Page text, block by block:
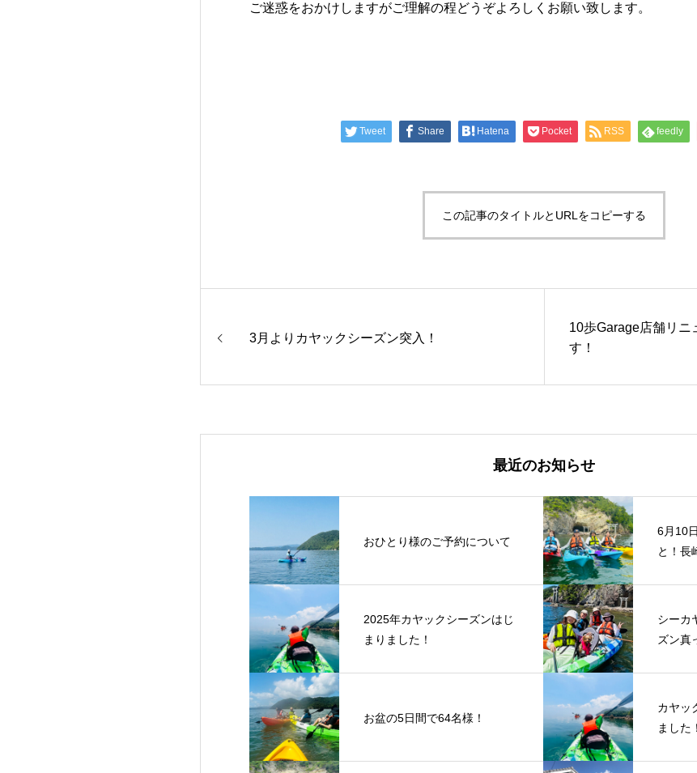
ご迷惑をおかけしますがご理解の程どうぞよろしくお願い致します。
Tweet Share Hatena Pocket RSS feedly
この記事のタイトルとURLをコピーする
3月よりカヤックシーズン突入！
10歩Garage店舗リニ
す！
最近のお知らせ
おひとり様のご予約について
6月10
と！長
2025年カヤックシーズンはじ
まりました！
シーカ
ズン真
お盆の5日間で64名様！
カヤッ
ました！